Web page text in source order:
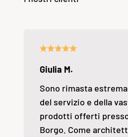
Giulia M.
Sono rimasta
del servizio e della
prodotti offerti
Borgo. Come